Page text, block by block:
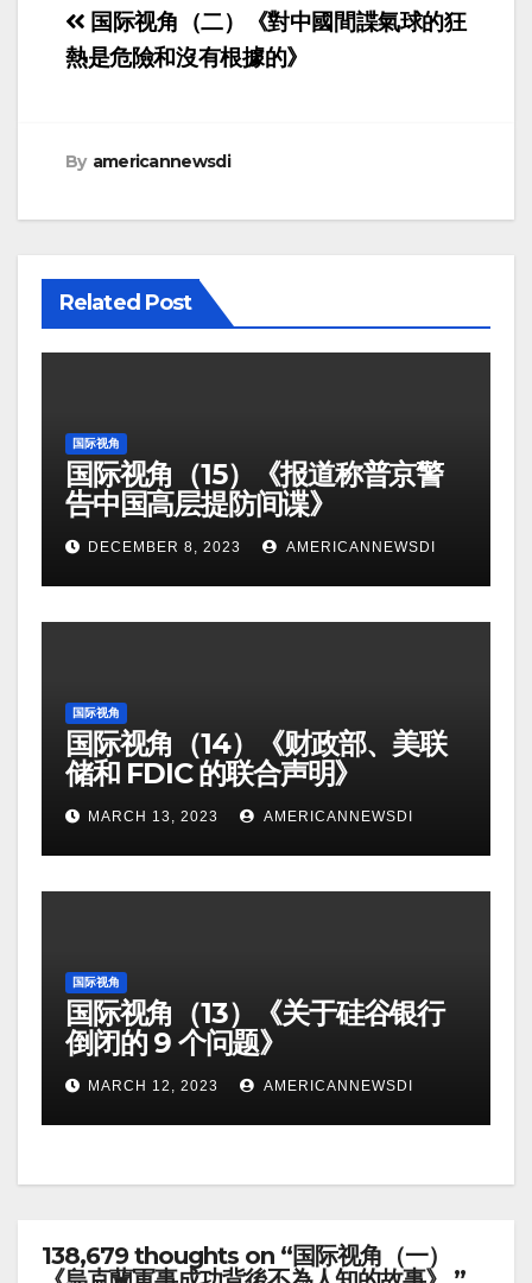
Post
navigation
国际视角（二）《對中國間諜氣球的狂
熱是危險和沒有根據的》
By americannewsdi
Related Post
国际视角
国际视角（15）《报道称普京警
告中国高层提防间谍》
DECEMBER 8, 2023 AMERICANNEWSDI
国际视角
国际视角（14）《财政部、美联
储和 FDIC 的联合声明》
MARCH 13, 2023 AMERICANNEWSDI
国际视角
国际视角（13）《关于硅谷银行
倒闭的 9 个问题》
MARCH 12, 2023 AMERICANNEWSDI
138,679 thoughts on “国际视角（一）